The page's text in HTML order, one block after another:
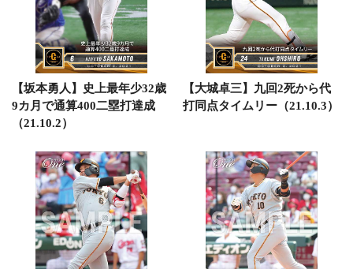
【坂本勇人】史上最年少32歳
9カ月で通算400二塁打達成
（21.10.2）
【大城卓三】九回2死から代
打同点タイムリー（21.10.3）